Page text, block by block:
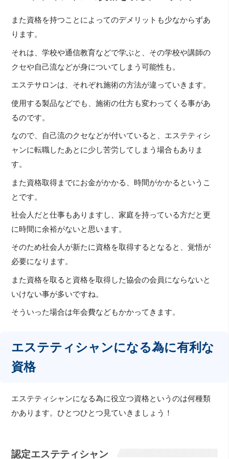
また資格を持つことによってのデメリットも少なからずあ
ります。
それは、学校や通信教育などで学ぶと、その学校や講師の
クセや自己流などが身についてしまう可能性も。
エステサロンは、それぞれ施術の方法が違っていきます。
使用する製品などでも、施術の仕方も変わってくる事があ
るのです。
なので、自己流のクセなどが付いていると、エステティシ
ャンに転職したあとに少し苦労してしまう場合もありま
す。
また資格取得までにお金がかかる、時間がかかるというこ
とです。
社会人だと仕事もありますし、家庭を持っている方だと更
に時間に余裕がないと思います。
そのため社会人が新たに資格を取得するとなると、覚悟が
必要になります。
また資格を取ると資格を取得した協会の会員にならないと
いけない事が多いですね。
そういった場合は年会費などもかかってきます。
エステティシャンになる為に有利な
資格
エステティシャンになる為に役立つ資格というのは何種類
かあります。ひとつひとつ見ていきましょう！
認定エステティシャン